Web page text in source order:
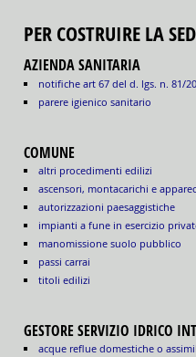
PER COSTRUIRE LA
AZIENDA SANITARIA
notifiche art 67 del d. lgs. n. 81/
parere igienico sanitario
COMUNE
altri procedimenti edilizi
ascensori, montacarichi e
autorizzazioni paesaggistiche
impianti a fune in esercizio
manomissione suolo pubblico
passi carrai
titoli edilizi
GESTORE SERVIZIO IDRICO
acque reflue domestiche o